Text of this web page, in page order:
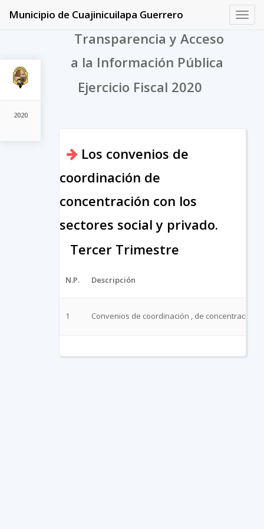
2020
Municipio de Cuajinicuilapa Guerrero
Transparencia y Acceso
a la Información Pública
Ejercicio Fiscal 2020
Los convenios de
coordinación de
concentración con los
sectores social y privado.
Tercer Trimestre
N.P. Descripción
1 Convenios de coordinación , de concentración